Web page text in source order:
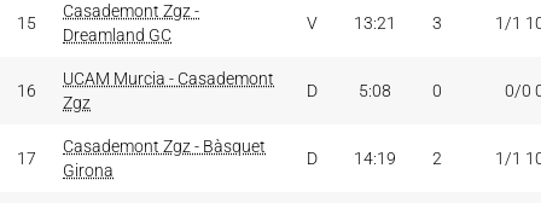
15
Casademont Zgz -
Dreamland GC
V 13:21 3 1/1
16
UCAM Murcia - Casademont
Zgz
D 5:08 0 0/0
17
Casademont Zgz - Bàsquet
Girona
D 14:19 2 1/1